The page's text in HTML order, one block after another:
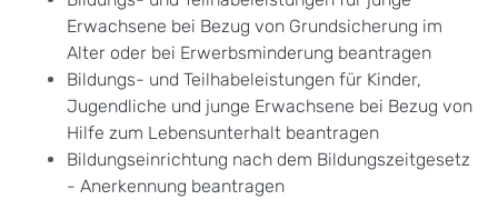
Erwachsene bei Bezug von Grundsicherung im
Alter oder bei Erwerbsminderung beantragen
Bildungs- und Teilhabeleistungen für Kinder,
Jugendliche und junge Erwachsene bei Bezug von
Hilfe zum Lebensunterhalt beantragen
Bildungseinrichtung nach dem Bildungszeitgesetz
- Anerkennung beantragen